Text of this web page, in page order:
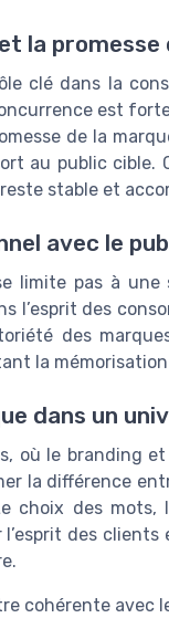
la promesse
clé dans la
est
de la
au public cible.
stable et
avec le
limite pas à
l’esprit des
des
la
dans un
où le branding
la différence
choix des
des
cohérente avec